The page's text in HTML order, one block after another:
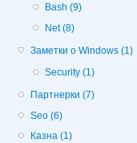
Bash (9)
Net (8)
Заметки о Windows (1)
Security (1)
Партнерки (7)
Seo (6)
Казна (1)